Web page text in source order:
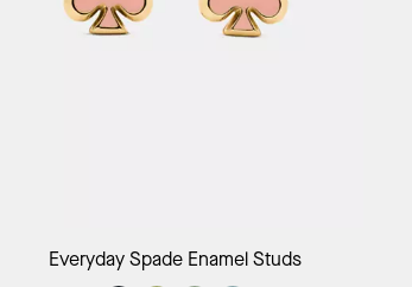
Add to Bag
Everyday Spade Enamel Studs